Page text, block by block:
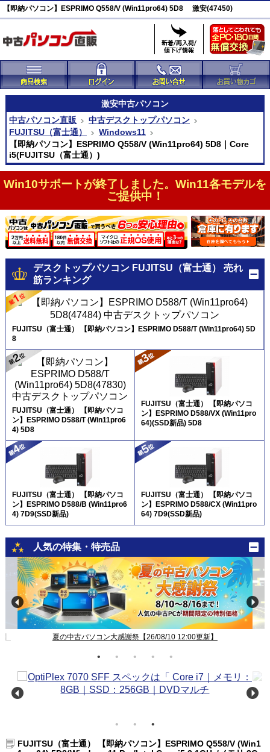
【即納パソコン】ESPRIMO Q558/V (Win11pro64) 5D8 激安(47450)
激安中古パソコン
中古パソコン直販
中古デスクトップパソコン
FUJITSU（富士通）
Windows11
【即納パソコン】ESPRIMO Q558/V (Win11pro64) 5D8｜Core
i5(FUJITSU（富士通）)
Win10サポートが終了しました。Win11各モデルを
ご提供中！
デスクトップパソコン FUJITSU（富士通） 売れ
筋ランキング
FUJITSU（富士通） 【即納パソコン】ESPRIMO D588/T (Win11pro64) 5D
8
FUJITSU（富士通） 【即納パソコ
ン】ESPRIMO D588/T (Win11pro6
4) 5D8
FUJITSU（富士通） 【即納パソコ
ン】ESPRIMO D588/VX (Win11pro
64)(SSD新品) 5D8
FUJITSU（富士通） 【即納パソコ
ン】ESPRIMO D588/B (Win11pro6
4) 7D9(SSD新品)
FUJITSU（富士通） 【即納パソコ
ン】ESPRIMO D588/CX (Win11pro
64) 7D9(SSD新品)
人気の特集・特売品
夏の中古パソコン大感謝祭【26/08/10 12:00更新】
FUJITSU（富士通） 【即納パソコン】ESPRIMO Q558/V (Win1